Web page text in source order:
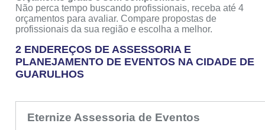
Não perca tempo buscando profissionais, receba até 4
orçamentos para avaliar. Compare propostas de
profissionais da sua região e escolha a melhor.
2 ENDEREÇOS DE ASSESSORIA E
PLANEJAMENTO DE EVENTOS NA CIDADE DE
GUARULHOS
Eternize Assessoria de Eventos